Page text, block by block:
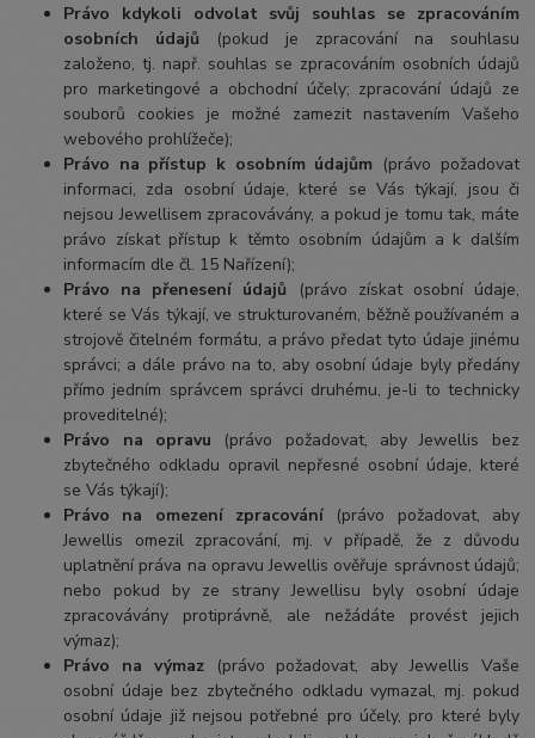
Právo kdykoli odvolat svůj souhlas se zpracováním
osobních údajů (pokud je zpracování na souhlasu
založeno, tj. např. souhlas se zpracováním osobních údajů
pro marketingové a obchodní účely; zpracování údajů ze
souborů cookies je možné zamezit nastavením Vašeho
webového prohlížeče);
Právo na přístup k osobním údajům (právo požadovat
informaci, zda osobní údaje, které se Vás týkají, jsou či
nejsou Jewellisem zpracovávány, a pokud je tomu tak, máte
právo získat přístup k těmto osobním údajům a k dalším
informacím dle čl. 15 Nařízení);
Právo na přenesení údajů (právo získat osobní údaje,
které se Vás týkají, ve strukturovaném, běžně používaném a
strojově čitelném formátu, a právo předat tyto údaje jinému
správci; a dále právo na to, aby osobní údaje byly předány
přímo jedním správcem správci druhému, je-li to technicky
proveditelné);
Právo na opravu (právo požadovat, aby Jewellis bez
zbytečného odkladu opravil nepřesné osobní údaje, které
se Vás týkají);
Právo na omezení zpracování(právo požadovat, aby
Jewellis omezil zpracování, mj. v případě, že z důvodu
uplatnění práva na opravu Jewellis ověřuje správnost údajů;
nebo pokud by ze strany Jewellisu byly osobní údaje
zpracovávány protiprávně, ale nežádáte provést jejich
výmaz);
Právo na výmaz(právo požadovat, aby Jewellis Vaše
osobní údaje bez zbytečného odkladu vymazal, mj. pokud
osobní údaje již nejsou potřebné pro účely, pro které byly